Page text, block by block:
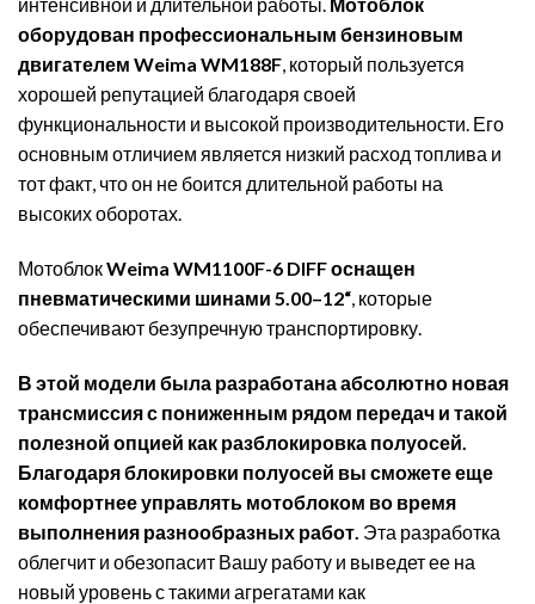
оборудован профессиональным бензиновым
двигателем Weima WM188F, который пользуется
хорошей репутацией благодаря своей
функциональности и высокой производительности. Его
основным отличием является низкий расход топлива и
тот факт, что он не боится длительной работы на
высоких оборотах.
МотоблокWeima WM1100F-6 DIFF оснащен
пневматическими шинами 5.00–12“, которые
обеспечивают безупречную транспортировку.
В этой модели была разработана абсолютно новая
трансмиссия с пониженным рядом передач и такой
полезной опцией как разблокировка полуосей.
Благодаря блокировки полуосей вы сможете еще
комфортнее управлять мотоблоком во время
выполнения разнообразных работ. Эта разработка
облегчит и обезопасит Вашу работу и выведет ее на
новый уровень с такими агрегатами как